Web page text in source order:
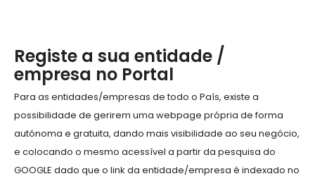
Registe a sua entidade /
empresa no Portal
Para as entidades/empresas de todo o País, existe a
possibilidade de gerirem uma webpage própria de forma
autónoma e gratuita, dando mais visibilidade ao seu negócio,
e colocando o mesmo acessível a partir da pesquisa do
GOOGLE dado que o link da entidade/empresa é indexado no